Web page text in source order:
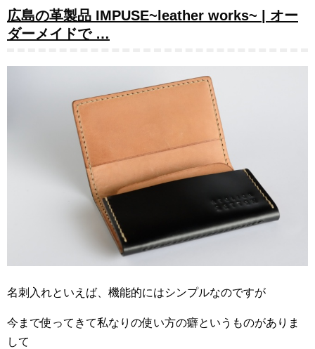
広島の革製品 IMPUSE~leather works~ | オー
ダーメイドで …
名刺入れといえば、機能的にはシンプルなのですが
今まで使ってきて私なりの使い方の癖というものがありま
して